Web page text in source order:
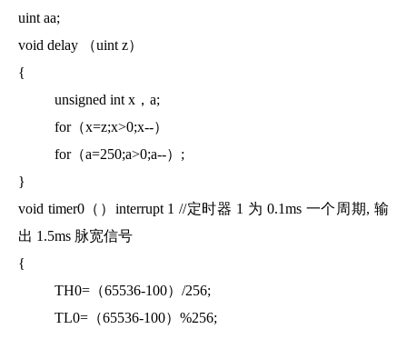
uint aa;
void delay （uint z）
{
unsigned int x，a;
for（x=z;x>0;x--）
for（a=250;a>0;a--）;
}
void timer0（）interrupt 1 //定时器 1 为 0.1ms 一个周期, 输
出 1.5ms 脉宽信号
{
TH0=（65536-100）/256;
TL0=（65536-100）%256;